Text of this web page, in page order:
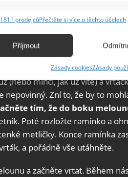
zařízení na základě automaticky
aktivně vyžádaných informací.
bezpečnosti, předcházení a
chyb, Poskytování a
a sdělování voleb ochrany
prodejcůPřečtěte si více o těchto účelech
Příjmout
Zásady cookiesZásady
rozpůlit. A pak
k jídlu. A pokud hledáte snadný
máte štěstí! Je to také
(nebo minci, jak už víte) a
nepovinný. Zní to, že by to
tím, že do boku
Poté rozložte ramínko a
metličky. Konce ramínka
a pořádně vše utáhněte.
a začněte vrtat. Během